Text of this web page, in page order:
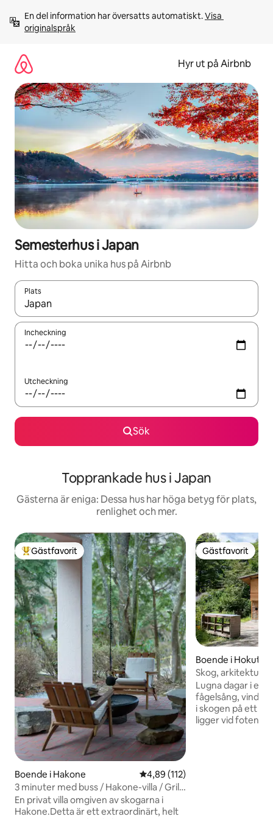
innehåll
En del information har översatts automatiskt. Visa
originalspråk
Hyr ut på Airbnb
Semesterhus i Japan
Hitta och boka unika hus på Airbnb
Plats
När resultaten är tillgängliga kan du navigera med upp- och
Incheckning
Utcheckning
Sök
Topprankade hus i Japan
Gästerna är eniga: Dessa hus har höga betyg för plats,
renlighet och mer.
Populär gästfavorit
Gästfavorit
Boende i Hakone 4,89 av 5 i genomsnittligt
4,89 (112)
3 minuter med buss / Hakone-villa / Grill
/ Lägereld / Naturlig varm källa / Bastu /
Vattenbad / Hemmabio / Grill och
En privat villa omgiven av skogarna i
Hakone.Detta är ett extraordinärt, helt
Gästfavorit
Gästfavorit
Boende i Hokuto
Skog, arkitektur
södra foten
Lugna dagar i en
fågelsång,
i skogen på ett
ligger vid foten av